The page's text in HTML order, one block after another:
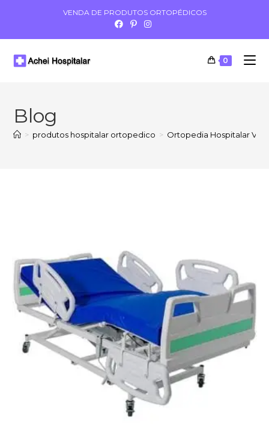
VENDA DE PRODUTOS ORTOPÉDICOS
0
Blog
> produtos hospitalar ortopedico > Ortopedia Hospitalar Vila